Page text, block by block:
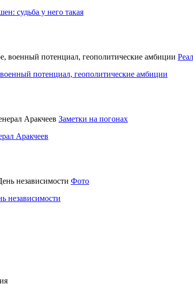
судьба у него такая
потенциал, геополитические амбиции
Заметки на погонах
Аракчеев
Фото
независимости